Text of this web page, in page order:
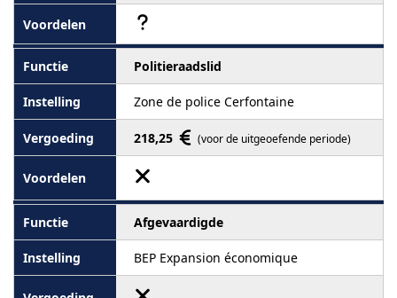
Politieraadslid
Zone de police Cerfontaine
218,25 (voor de uitgeoefende periode)
Afgevaardigde
BEP Expansion économique